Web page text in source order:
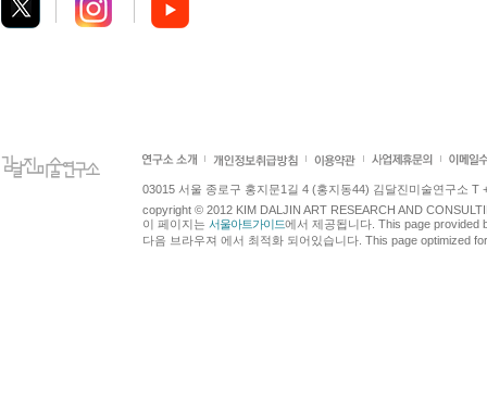
03015 서울 종로구 홍지문1길 4 (홍지동44) 김달진미술연구소 T
copyright © 2012 KIM DALJIN ART RESEARCH AND
이 페이지는 서울아트가이드에서 제공됩니다. This page provided
다음 브라우져 에서 최적화 되어있습니다. This page optimized